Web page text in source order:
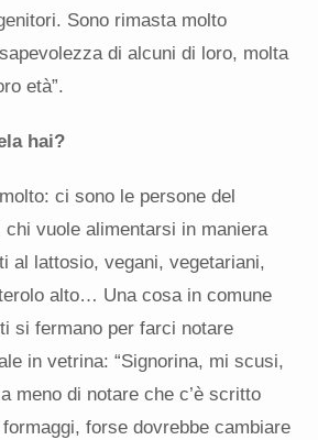
Sono rimasta molto
di alcuni di loro, molta
età”.
hai?
ci sono le persone del
vuole alimentarsi in maniera
al lattosio, vegani, vegetariani,
alto… Una cosa in comune
si fermano per farci notare
in vetrina: “Signorina, mi scusi,
meno di notare che c’è scritto
forse dovrebbe cambiare